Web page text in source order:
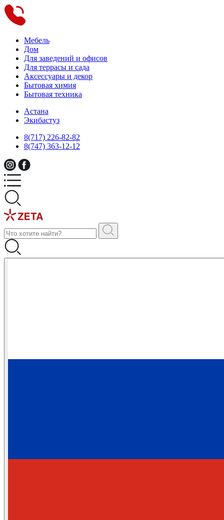
Мебель
Дом
Для заведений и офисов
Для террасы и сада
Аксессуары и декор
Бытовая химия
Бытовая техника
Астана
Экибастуз
8(717) 226-82-82
8(747) 363-12-12